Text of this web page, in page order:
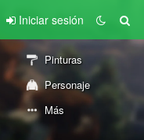
Iniciar sesión
Pinturas
Personaje
Más